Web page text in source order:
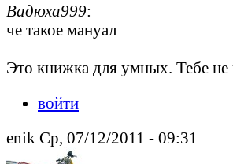
Вадюха999:
че такое мануал
Это книжка для умных. Тебе не
войти
enik Ср, 07/12/2011 - 09:31